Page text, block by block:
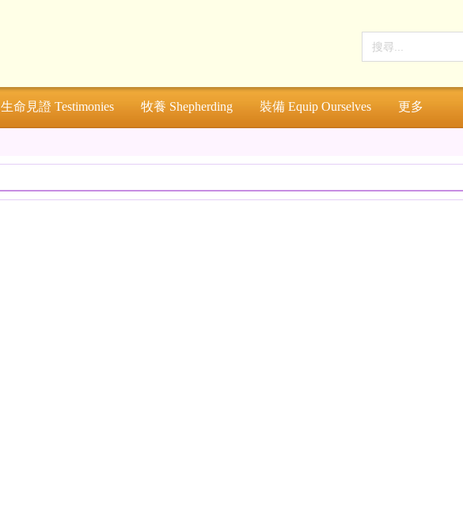
生命見證 Testimonies 牧養 Shepherding 裝備 Equip Ourselves 更多